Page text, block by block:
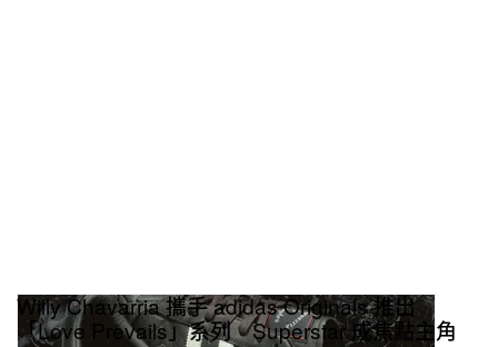
Willy Chavarria 攜手 adidas Originals 推出
「Love Prevails」系列 Superstar 成焦點主角